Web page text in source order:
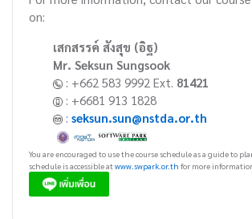
on:
เสกสรรค์ สังสุข (อิฐ)
Mr. Seksun Sungsook
: +662 583 9992 Ext. 81421
: +6681 913 1828
: seksun.sun@nstda.or.th
You are encouraged to use the course schedule as a guide to
schedule is accessible atwww.swpark.or.th for more